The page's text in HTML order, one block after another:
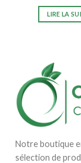
LIRE LA
Notre boutique
sélection de